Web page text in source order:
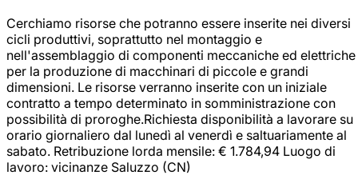
Cerchiamo risorse che potranno essere inserite nei diversi
cicli produttivi, soprattutto nel montaggio e
nell'assemblaggio di componenti meccaniche ed elettriche
per la produzione di macchinari di piccole e grandi
dimensioni. Le risorse verranno inserite con un iniziale
contratto a tempo determinato in somministrazione con
possibilità di proroghe.Richiesta disponibilità a lavorare su
orario giornaliero dal lunedì al venerdì e saltuariamente al
sabato. Retribuzione lorda mensile: € 1.784,94 Luogo di
lavoro: vicinanze Saluzzo (CN)